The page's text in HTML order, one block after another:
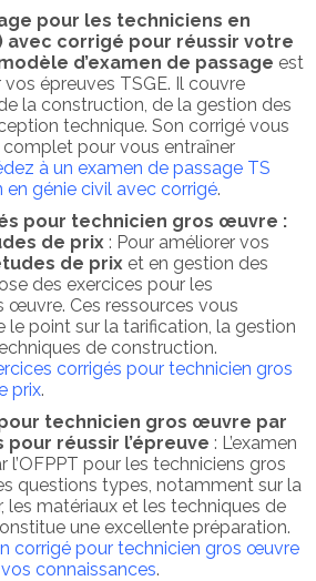
pour les techniciens en
avec corrigé pour réussir votre
d’examen de passage est
épreuves TSGE. Il couvre
la construction, de la gestion des
technique. Son corrigé vous
pour vous entraîner
à un examen de passage TS
génie civil avec corrigé.
pour technicien gros œuvre :
de prix : Pour améliorer vos
de prix et en gestion des
des exercices pour les
œuvre. Ces ressources vous
point sur la tarification, la gestion
de construction.
corrigés pour technicien gros
prix.
technicien gros œuvre par
pour réussir l’épreuve : L’examen
l’OFPPT pour les techniciens gros
questions types, notamment sur la
les matériaux et les techniques de
une excellente préparation.
corrigé pour technicien gros œuvre
connaissances.